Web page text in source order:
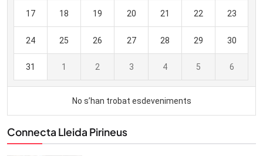
Connecta Lleida Pirineus